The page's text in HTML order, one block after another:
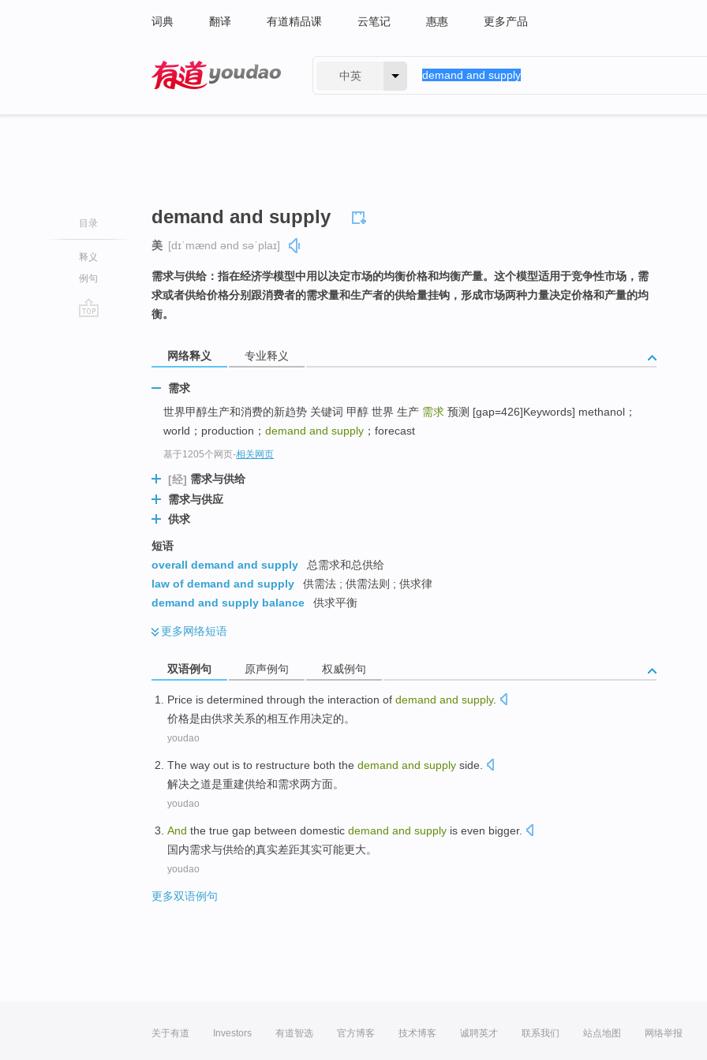
词典 翻译 有道精品课 云笔记 惠惠 更多产品
中英
目录
释义
例句
demand and supply
美 [dɪˈmænd ənd səˈplaɪ]
需求与供给：指在经济学模型中用以决定市场的均衡价格和均衡产量。这个模型适用于竞争性市场，需
求或者供给价格分别跟消费者的需求量和生产者的供给量挂钩，形成市场两种力量决定价格和产量的均
衡。
网络释义 专业释义
需求
世界甲醇生产和消费的新趋势 关键词 甲醇 世界 生产 需求 预测 [gap=426]Keywords] methanol；
world；production； demand and supply ；forecast
基于1205个网页-相关网页
[经] 需求与供给
需求与供应
供求
短语
overall demand and supply
总需求和总供给
law of demand and supply
供需法 ; 供需法则 ; 供求律
demand and supply balance
供求平衡
更多网络短语
双语例句 原声例句 权威例句
Price is determined through the interaction of demand and supply.
价格是由供求关系的相互作用决定的。
youdao
The way out is to restructure both the demand and supply side
解决之道是重建供给和需求两方面。
youdao
And the true gap between domestic demand and supply is even bigger.
国内需求与供给的真实差距其实可能更大。
youdao
更多双语例句
关于有道 Investors 有道智选 官方博客 技术博客 诚聘英才 联系我们 站点地图 网络举报